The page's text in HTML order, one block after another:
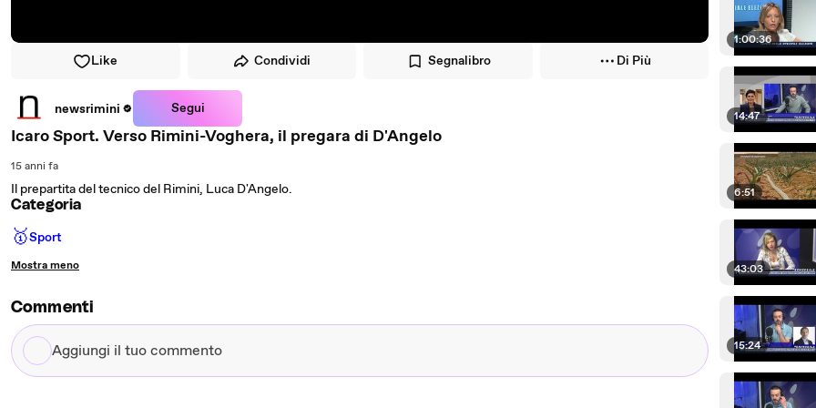
Like Condividi Segnalibro Di Più
newsrimini Segui
Icaro Sport. Verso Rimini-Voghera, il pregara di D'Angelo
15 anni fa
Il prepartita del tecnico del Rimini, Luca D'Angelo.
Categoria
🥇Sport
Mostra meno
Commenti
Aggiungi
il
1:00:36
14:47
6:51
43:03
15:24